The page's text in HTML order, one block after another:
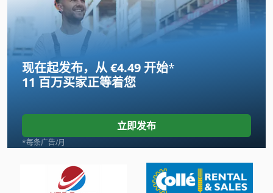
Fz 0
International 434
Linde
Newton 20
Pruner King
Schaublin 135
现在起发布，从 €4.49 开始*
11 百万买家正等着您
立即发布
*每条广告/月